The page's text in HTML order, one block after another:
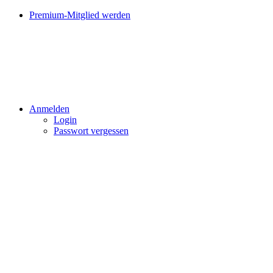
Premium-Mitglied werden
Anmelden
Login
Passwort vergessen